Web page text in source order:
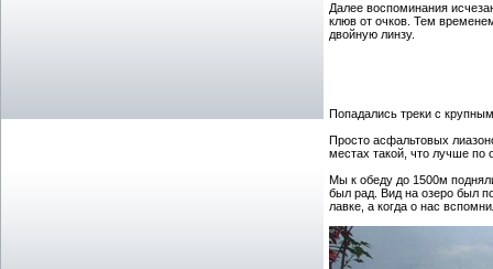
Далее воспоминания
клюв от очков. Тем
двойную линзу.
Попадались треки с
Просто асфальтовых
местах такой, что лучше по
Мы к обеду до 1500м
был рад. Вид на озеро был
лавке, а когда о нас